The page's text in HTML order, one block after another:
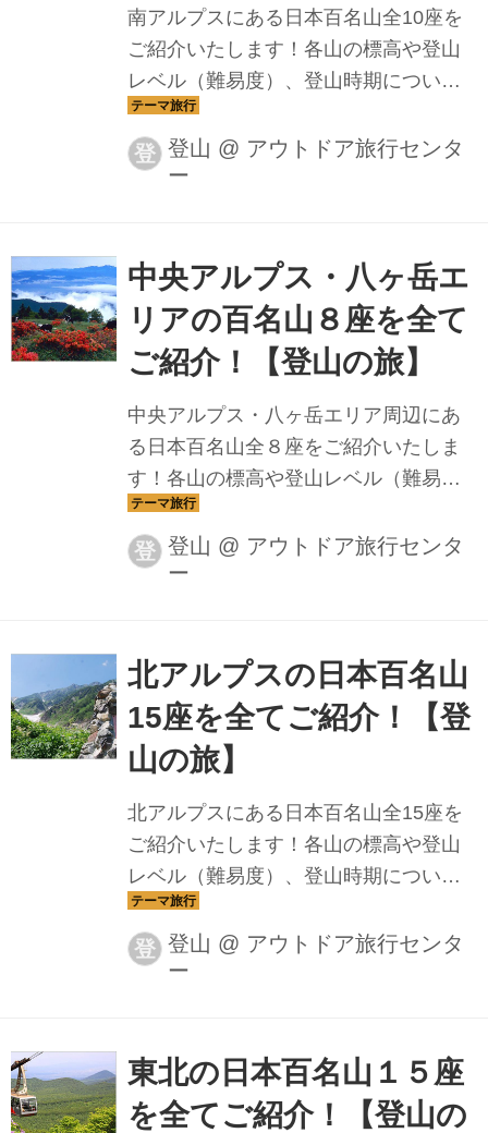
本一の頂にチャレンジできる”と 噂の
「富士山に登り隊®」とは…！？ 富士
山ツアーの魅力に迫ろう！ まずは、ツ
属...
南アルプスにある日本百名山全10座を
ご紹介いたします！各山の標高や登山
レベル（難易度）、登山時期について
もご紹介いたしますので、山選びの参
考にしてみてください。
登 登山 @ アウトドア旅行センタ
ー
中央アルプス・八ヶ岳エ
リアの百名山８座を全て
ご紹介！【登山の旅】
中央アルプス・八ヶ岳エリア周辺にあ
る日本百名山全８座をご紹介いたしま
す！各山の標高や登山レベル（難易
度）、登山時期についてもご紹介いた
しますので、山選びの参考にしてみて
ください。
登 登山 @ アウトドア旅行センタ
ー
北アルプスの日本百名山
15座を全てご紹介！【登
山の旅】
北アルプスにある日本百名山全15座を
ご紹介いたします！各山の標高や登山
レベル（難易度）、登山時期について
もご紹介いたしますので、山選びの参
考にしてみてください。
登 登山 @ アウトドア旅行センタ
ー
東北の日本百名山１５座
を全てご紹介！【登山の